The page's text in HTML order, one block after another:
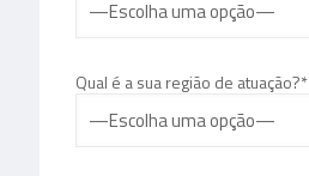
Qual é a sua região de atuação?*